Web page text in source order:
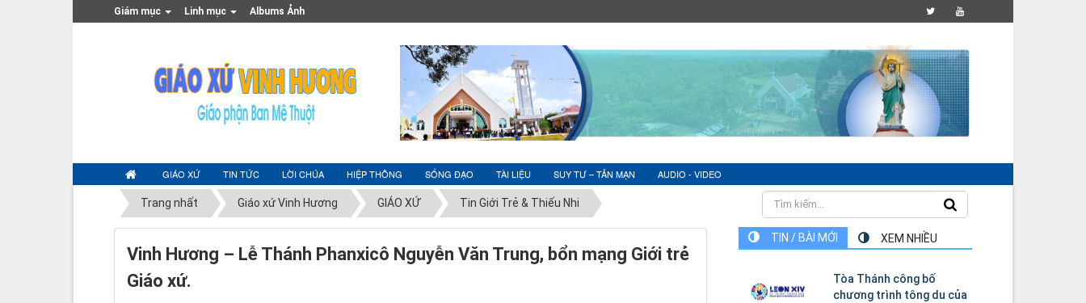
Giám mục Linh mục Albums Ảnh
GIÁO XỨ TIN TỨC LỜI CHÚA HIỆP THÔNG SỐNG ĐẠO TÀI LIỆU SUY TƯ – TẢN MẠN AUDIO - VIDEO
Trang nhất Giáo xứ Vinh Hương GIÁO XỨ Tin Giới Trẻ & Thiếu Nhi
Vinh Hương – Lễ Thánh Phanxicô Nguyễn Văn Trung, bổn mạng Giới trẻ
Giáo xứ.
TIN / BÀI MỚI XEM NHIỀU
Tòa Thánh công bố
chương trình tông du của